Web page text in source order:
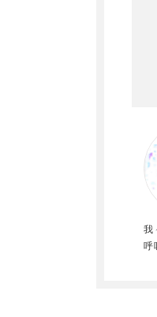
我
呼